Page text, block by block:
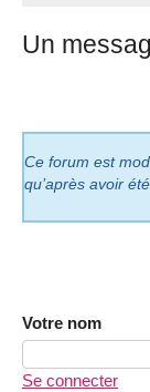
Un
Ce forum est
qu’après avoir
Votre nom
Se connecter